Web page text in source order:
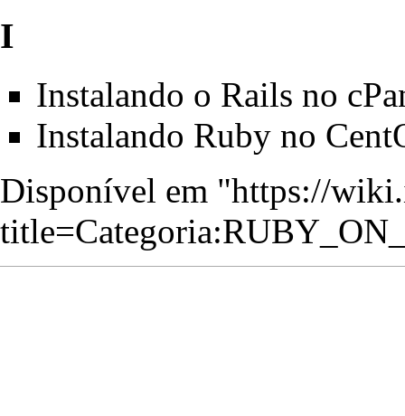
I
Instalando o Rails no
Instalando Ruby no
Disponível em "https://